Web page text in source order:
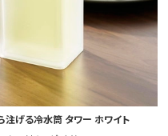
注げる冷水筒 タワー ホワイト